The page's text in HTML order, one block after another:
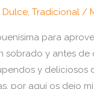
Dulce ,Tradicional /
para
sobrado y antes
y deliciosos
por aquí os dejo